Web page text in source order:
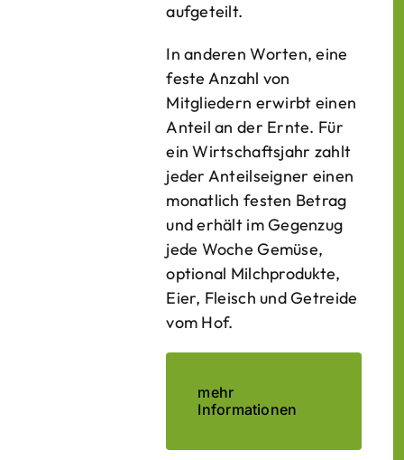
aufgeteilt.
In anderen Worten, eine
feste Anzahl von
Mitgliedern erwirbt einen
Anteil an der Ernte. Für
ein Wirtschaftsjahr zahlt
jeder Anteilseigner einen
monatlich festen Betrag
und erhält im Gegenzug
jede Woche Gemüse,
optional Milchprodukte,
Eier, Fleisch und Getreide
vom Hof.
mehr
Informationen